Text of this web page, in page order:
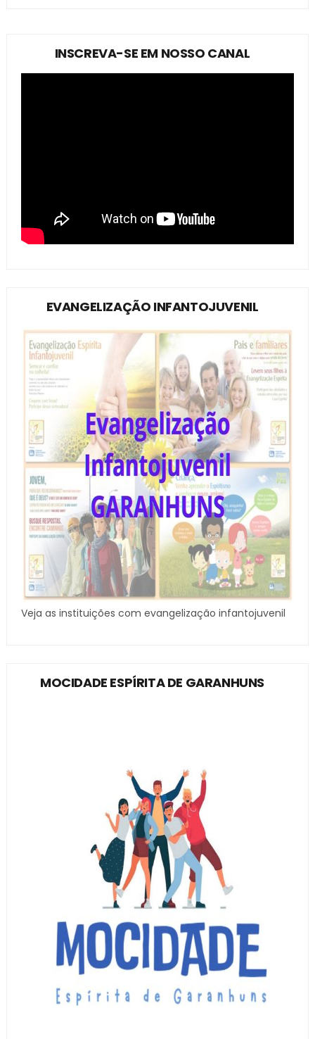
INSCREVA-SE EM NOSSO CANAL
EVANGELIZAÇÃO INFANTOJUVENIL
Veja as instituições com evangelização infantojuvenil
MOCIDADE ESPÍRITA DE GARANHUNS